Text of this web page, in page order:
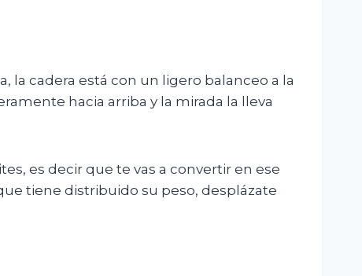
la cadera está con un ligero balanceo a la
hacia arriba y la mirada la lleva
es decir que te vas a convertir en ese
tiene distribuido su peso, desplázate